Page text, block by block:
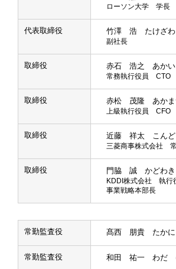
ローソン大学 学長
代表取締役 竹澤 浩 たけざ
副社長
取締役 赤石 浩之 あか
常務執行役員 CTO
取締役 赤松 茂隆 あか
上級執行役員 CFO
取締役 近藤 祥太 こん
三菱商事株式会社
取締役 門脇 誠 かどわ
KDDI株式会社 執
事業戦略本部長
常勤監査役 髙西 朋貴 たか
常勤監査役 和田 祐一 わだ